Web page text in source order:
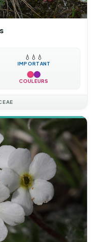
💧 💧 💧
IMPORTANT
COULEURS